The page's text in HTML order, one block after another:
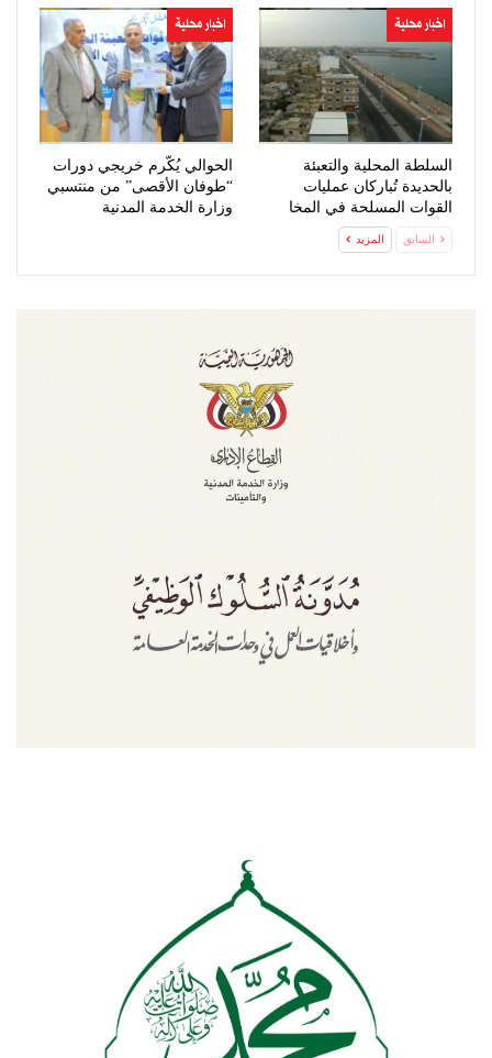
اخبار محلية
السلطة المحلية والتعبئة
بالحديدة تُباركان عمليات
القوات المسلحة في المخا
اخبار محلية
الحوالي يُكّرم خريجي دورات
“طوفان الأقصى” من منتسبي
وزارة الخدمة المدنية
السابق المزيد